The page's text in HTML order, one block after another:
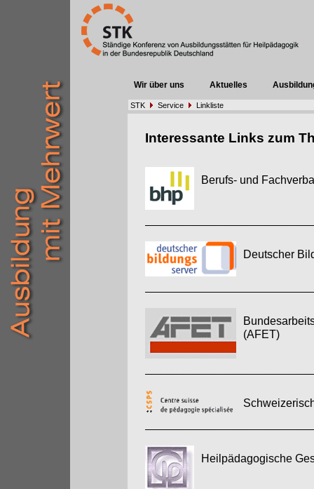
Wir über uns Aktuelles
STK Service Linkliste
Interessante Links zum
Berufs- und
Deutscher
(AFET)
Heilpädagogische